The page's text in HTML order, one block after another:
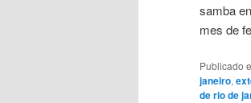
samba
mes de
Publicado
janeiro,
de rio de